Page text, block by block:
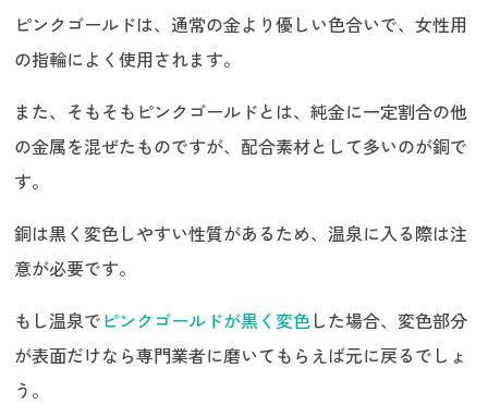
ピンクゴールドは、通常の金より優しい色合いで、女性用
の指輪によく使用されます。
また、そもそもピンクゴールドとは、純金に一定割合の他
の金属を混ぜたものですが、配合素材として多いのが銅で
す。
銅は黒く変色しやすい性質があるため、温泉に入る際は注
意が必要です。
もし温泉でピンクゴールドが黒く変色した場合、変色部分
が表面だけなら専門業者に磨いてもらえば元に戻るでしょ
う。